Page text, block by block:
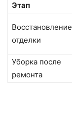
Этап
Восстановление
отделки
Уборка после
ремонта